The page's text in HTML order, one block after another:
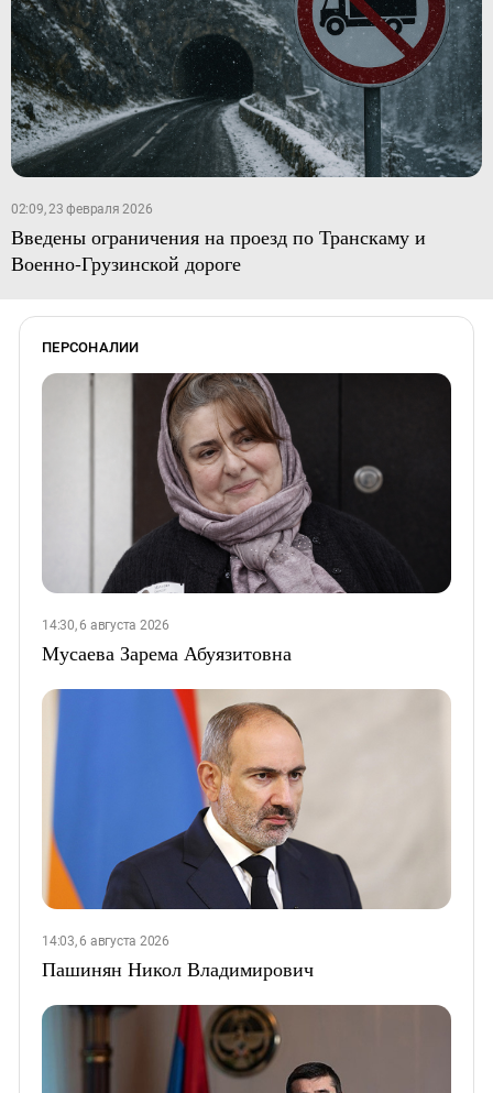
02:09, 23 февраля 2026
Введены ограничения на проезд по Транскаму и
Военно-Грузинской дороге
ПЕРСОНАЛИИ
14:30, 6 августа 2026
Мусаева Зарема Абуязитовна
14:03, 6 августа 2026
Пашинян Никол Владимирович